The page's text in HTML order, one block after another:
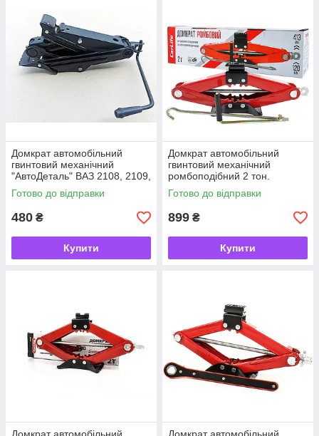
Домкрат автомобільний
гвинтовий механічний
"АвтоДеталь" ВАЗ 2108, 2109,
2110
Готово до відправки
480 ₴
Купити
Домкрат автомобільний
гвинтовий механічний
ромбоподібний 2 тон.
"CARLIFE" (гумка) 120-413
мм SJ227
Готово до відправки
899 ₴
Купити